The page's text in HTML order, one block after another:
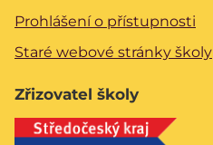
Prohlášení o přístupnosti
Staré webové stránky školy
Zřizovatel školy